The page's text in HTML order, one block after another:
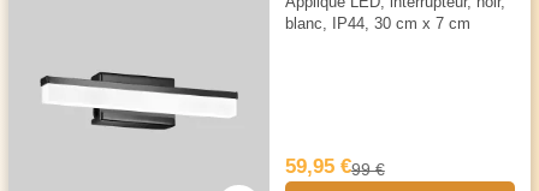
blanc, IP44, 30 cm x 7 cm
59,95 €99 €